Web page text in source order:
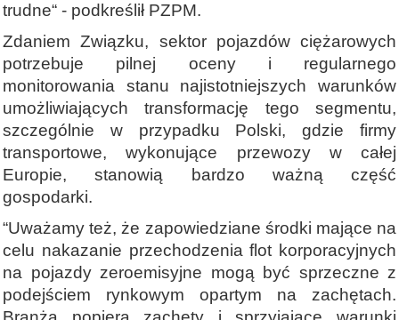
trudne“ - podkreślił PZPM.
Zdaniem Związku, sektor pojazdów ciężarowych
potrzebuje pilnej oceny i regularnego
monitorowania stanu najistotniejszych warunków
umożliwiających transformację tego segmentu,
szczególnie w przypadku Polski, gdzie firmy
transportowe, wykonujące przewozy w całej
Europie, stanowią bardzo ważną część
gospodarki.
“Uważamy też, że zapowiedziane środki mające na
celu nakazanie przechodzenia flot korporacyjnych
na pojazdy zeroemisyjne mogą być sprzeczne z
podejściem rynkowym opartym na zachętach.